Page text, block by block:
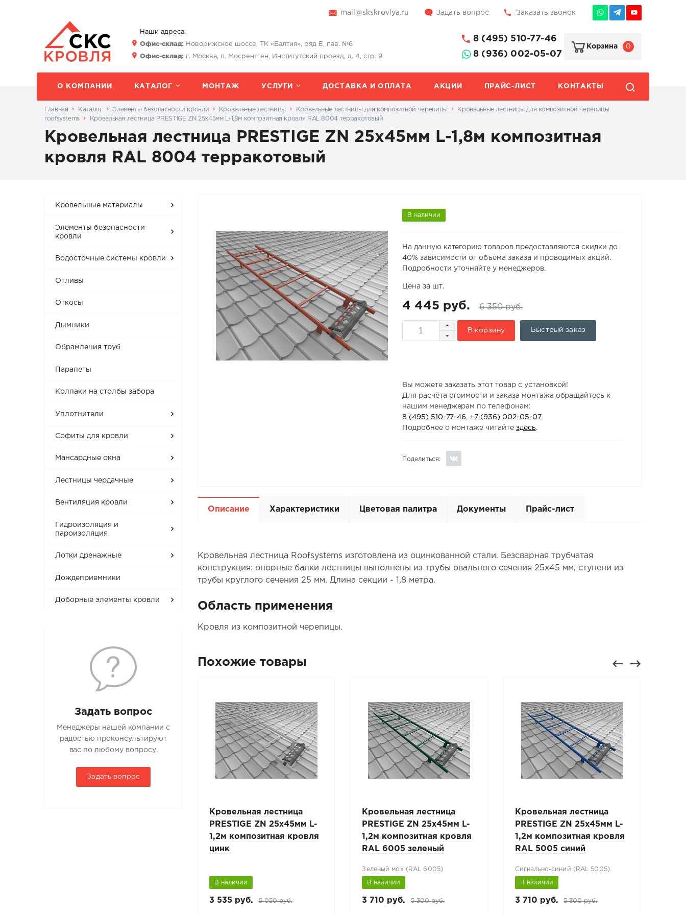
mail@skskrovlya.ru Задать вопрос Заказать звонок
Наши адреса:
Офис-склад:Новорижское шоссе, ТК «Балтия», ряд Е, пав. №6
Офис-склад:г. Москва, п. Мосрентген, Институтский проезд, д. 4, стр. 9
8 (495) 510-77-46
8 (936) 002-05-07
Корзина 0
О КОМПАНИИ КАТАЛОГ МОНТАЖ УСЛУГИ ДОСТАВКА И ОПЛАТА АКЦИИ ПРАЙС-ЛИСТ КОНТАКТЫ
Главная Каталог Элементы безопасности кровли Кровельные лестницы Кровельные лестницы для композитной черепицы
Кровельные лестницы для композитной черепицы
roofsystems
Кровельная лестница PRESTIGE ZN 25х45мм L-1,8м композитная кровля RAL 8004 терракотовый
Кровельная лестница PRESTIGE ZN 25х45мм L-1,8м композитная
кровля RAL 8004 терракотовый
Кровельные материалы
Элементы безопасности
кровли
Водосточные системы кровли
Отливы
Откосы
Дымники
Обрамления труб
Парапеты
Колпаки на столбы забора
Уплотнители
Софиты для кровли
Мансардные окна
Лестницы чердачные
Вентиляция кровли
Гидроизоляция и
пароизоляция
Лотки дренажные
Дождеприемники
Доборные элементы кровли
Задать вопрос
Менеджеры нашей компании с
радостью проконсультируют
вас по любому вопросу.
Задать вопрос
В наличии
На данную категорию товаров предоставляются скидки до
40% зависимости от объема заказа и проводимых акций.
Подробности уточняйте у менеджеров.
Цена за шт.
4 445 руб. 6 350 руб.
В корзину Быстрый заказ
Вы можете заказать этот товар с установкой!
Для расчёта стоимости и заказа монтажа обращайтесь к
нашим менеджерам по телефонам:
8 (495) 510-77-46
+7 (936) 002-05-07
Подробнее о монтаже читайте здесь.
Поделиться:
Описание Характеристики Цветовая палитра Документы Прайс-лист
Кровельная лестница Roofsystems изготовлена из оцинкованной стали. Безсварная трубчатая
конструкция: опорные балки лестницы выполнены из трубы овального сечения 25х45 мм, ступени из
трубы круглого сечения 25 мм. Длина секции - 1,8 метра.
Область применения
Кровля из композитной черепицы.
Похожие товары
Кровельная лестница
PRESTIGE ZN 25x45мм L-
1,2м композитная кровля
цинк
В наличии
3 535 руб. 5 050 руб.
Кровельная лестница
PRESTIGE ZN 25x45мм L-
1,2м композитная кровля
RAL 6005 зеленый
Зеленый мох (RAL 6005)
В наличии
3 710 руб. 5 300 руб.
Кровельная лестница
PRESTIGE ZN 25x45мм L-
1,2м композитная кровля
RAL 5005 синий
Сигнально-синий (RAL 5005)
В наличии
3 710 руб. 5 300 руб.